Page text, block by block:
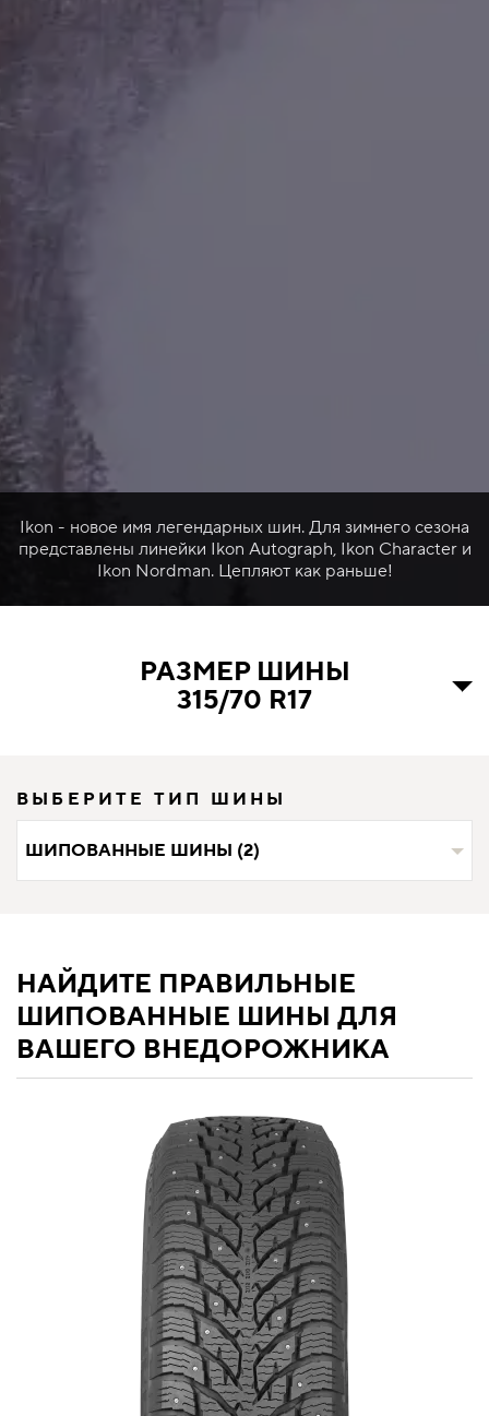
Ikon - новое имя легендарных шин. Для зимнего сезона
представлены линейки Ikon Autograph, Ikon Character и
Ikon Nordman. Цепляют как раньше!
РАЗМЕР ШИНЫ
315/70 R17
ВЫБЕРИТЕ ТИП ШИНЫ
ШИПОВАННЫЕ ШИНЫ (2)
НАЙДИТЕ ПРАВИЛЬНЫЕ
ШИПОВАННЫЕ ШИНЫ ДЛЯ
ВАШЕГО ВНЕДОРОЖНИКА